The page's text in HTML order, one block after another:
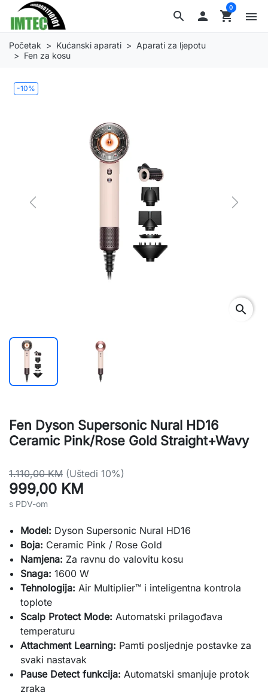
search  shopping_cart
0
menu
Početak Kućanski aparati
Aparati za ljepotu
Fen za kosu
-10%
Previous Next
search
Fen Dyson Supersonic Nural HD16
Ceramic Pink/Rose Gold Straight+Wavy
1.110,00 KM (Uštedi 10%)
999,00 KM
s PDV-om
Model: Dyson Supersonic Nural HD16
Boja: Ceramic Pink / Rose Gold
Namjena: Za ravnu do valovitu kosu
Snaga: 1600 W
Tehnologija: Air Multiplier™ i inteligentna kontrola
toplote
Scalp Protect Mode: Automatski prilagođava
temperaturu
Attachment Learning: Pamti posljednje postavke za
svaki nastavak
Pause Detect funkcija: Automatski smanjuje protok
zraka